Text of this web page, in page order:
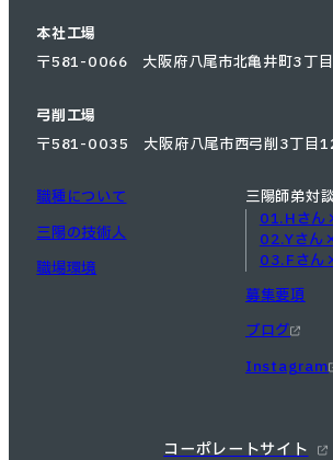
本社工場
〒581-0066 大阪府八尾市北亀井町3丁
弓削工場
〒581-0035 大阪府八尾市西弓削3丁目
コーポレートサイト
職種について
三陽の技術人
職場環境
三陽師弟対
01.Hさん
02.Yさん
03.Fさん
募集要項
ブログ
Instagram